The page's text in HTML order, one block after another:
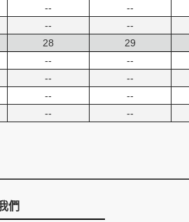
--
--
--
--
28
--
--
--
--
29
--
--
--
--
們